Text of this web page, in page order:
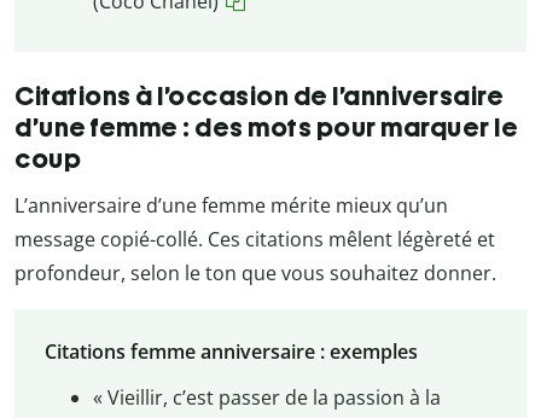
Citations à l’occasion de l’anniversaire
d’une femme : des mots pour marquer le
coup
L’anniversaire d’une femme mérite mieux qu’un
message copié-collé. Ces citations mêlent légèreté et
profondeur, selon le ton que vous souhaitez donner.
Citations femme anniversaire : exemples
« Vieillir, c’est passer de la passion à la